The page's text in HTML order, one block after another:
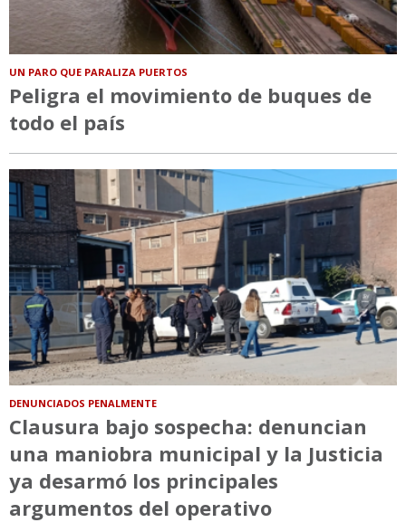
UN PARO QUE PARALIZA PUERTOS
Peligra el movimiento de buques de
todo el país
DENUNCIADOS PENALMENTE
Clausura bajo sospecha: denuncian
una maniobra municipal y la Justicia
ya desarmó los principales
argumentos del operativo